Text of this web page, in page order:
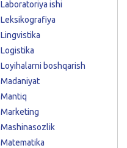
Laboratoriya ishi
Leksikografiya
Lingvistika
Logistika
Loyihalarni boshqarish
Madaniyat
Mantiq
Marketing
Mashinasozlik
Matematika